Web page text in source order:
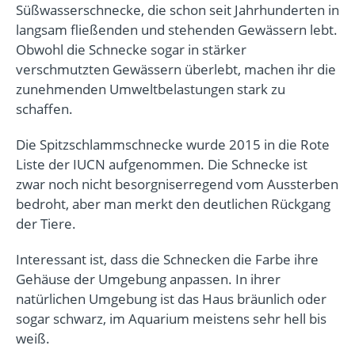
Süßwasserschnecke, die schon seit Jahrhunderten in
langsam fließenden und stehenden Gewässern lebt.
Obwohl die Schnecke sogar in stärker
verschmutzten Gewässern überlebt, machen ihr die
zunehmenden Umweltbelastungen stark zu
schaffen.
Die Spitzschlammschnecke wurde 2015 in die Rote
Liste der IUCN aufgenommen. Die Schnecke ist
zwar noch nicht besorgniserregend vom Aussterben
bedroht, aber man merkt den deutlichen Rückgang
der Tiere.
Interessant ist, dass die Schnecken die Farbe ihre
Gehäuse der Umgebung anpassen. In ihrer
natürlichen Umgebung ist das Haus bräunlich oder
sogar schwarz, im Aquarium meistens sehr hell bis
weiß.